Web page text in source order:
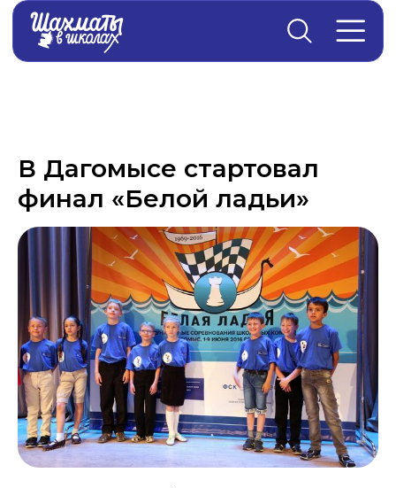
В Дагомысе стартовал
финал «Белой ладьи»